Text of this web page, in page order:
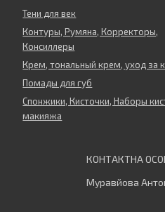
Тени для век
Контуры, Румяна, Корректоры,
Консиллеры
Крем, тональный крем, уход за
Помады для губ
Спонжики, Кисточки, Наборы
макияжа
Муравйова